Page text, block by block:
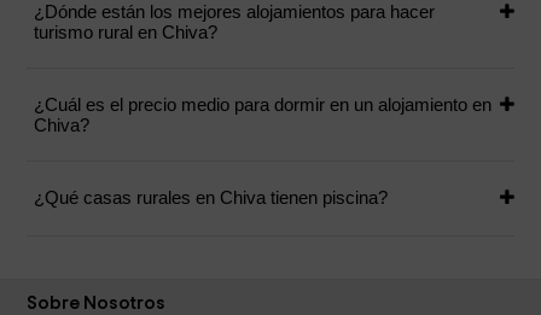
¿Dónde están los mejores alojamientos para hacer
turismo rural en Chiva?
¿Cuál es el precio medio para dormir en un alojamiento en
Chiva?
¿Qué casas rurales en Chiva tienen piscina?
Sobre Nosotros